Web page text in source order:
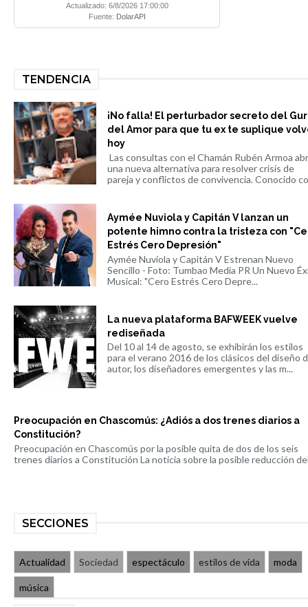
Actualizado: 6/8/2026 17:00:00
Fuente: DolarAPI
TENDENCIA
¡No falla! El perturbador secreto del
del Amor para que tu ex te suplique
hoy
Las consultas con el Chamán Rubén Armoa
una nueva alternativa para resolver crisis de
pareja y conflictos de convivencia. Conocido
Aymée Nuviola y Capitán V lanzan un
potente himno contra la tristeza con
Estrés Cero Depresión"
Aymée Nuviola y Capitán V Estrenan Nuevo
Sencillo - Foto: Tumbao Media PR Un Nuevo
Musical: "Cero Estrés Cero Depre...
La nueva plataforma BAFWEEK vuelve
rediseñada
Del 10 al 14 de agosto, se exhibirán los estilos
para el verano 2016 de los clásicos del diseño
autor, los diseñadores emergentes y las m...
Preocupación en Chascomús: ¿Adiós a dos trenes diarios a
Constitución?
Preocupación en Chascomús por la posible quita de dos de los seis
trenes diarios a Constitución La noticia sobre la posible reducción
SECCIONES
Actualidad Sociedad espectáculo estilos de vida moda
música